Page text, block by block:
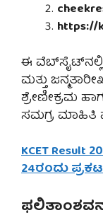
https://
ಈ
ಮತ್ತು
ಶ್ರೇಣೀಕ್ರಮ
ಸಮಗ್ರ ಮಾಹಿತಿ
KCET
24ರಂದು